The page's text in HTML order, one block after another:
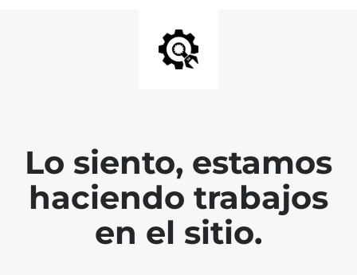
Lo siento, estamos
haciendo trabajos
en el sitio.